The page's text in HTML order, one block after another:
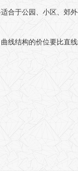
于公园、小区、郊
线结构的价位要比直